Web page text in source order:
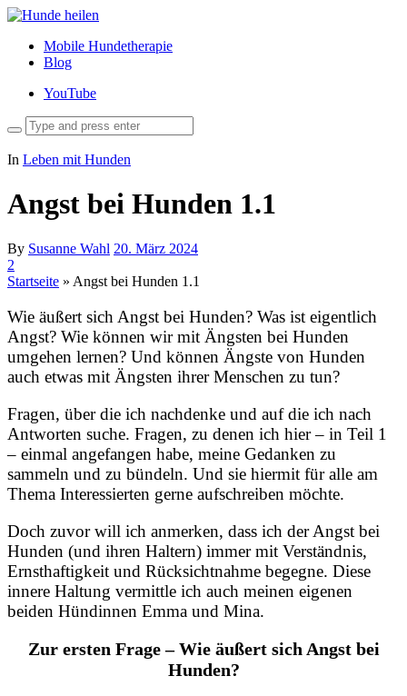
Mobile Hundetherapie
Blog
YouTube
In Leben mit Hunden
Angst bei Hunden 1.1
By Susanne Wahl 20. März 2024
2
Startseite » Angst bei Hunden 1.1
Wie äußert sich Angst bei Hunden? Was ist eigentlich
Angst? Wie können wir mit Ängsten bei Hunden
umgehen lernen? Und können Ängste von Hunden
auch etwas mit Ängsten ihrer Menschen zu tun?
Fragen, über die ich nachdenke und auf die ich nach
Antworten suche. Fragen, zu denen ich hier – in Teil 1
– einmal angefangen habe, meine Gedanken zu
sammeln und zu bündeln. Und sie hiermit für alle am
Thema Interessierten gerne aufschreiben möchte.
Doch zuvor will ich anmerken, dass ich der Angst bei
Hunden (und ihren Haltern) immer mit Verständnis,
Ernsthaftigkeit und Rücksichtnahme begegne. Diese
innere Haltung vermittle ich auch meinen eigenen
beiden Hündinnen Emma und Mina.
Zur ersten Frage – Wie äußert sich Angst bei
Hunden?